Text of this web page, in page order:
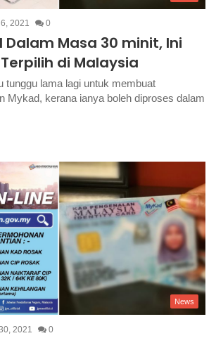
2021 0
Dalam Masa 30 minit, Ini
di Malaysia
tunggu lama lagi untuk membuat
Mykad, kerana ianya boleh diproses dalam
News
2021 0